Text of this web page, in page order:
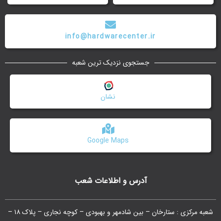
آدرس و اطلاعات شعب
شعبه مرکزی : ستارخان – بین شادمهر و بهبودی – کوچه نجاری – پلاک ۱۸ –
info@hardwarecenter.ir
جستجوی نزدیک ترین شعبه
Google Maps
نشان